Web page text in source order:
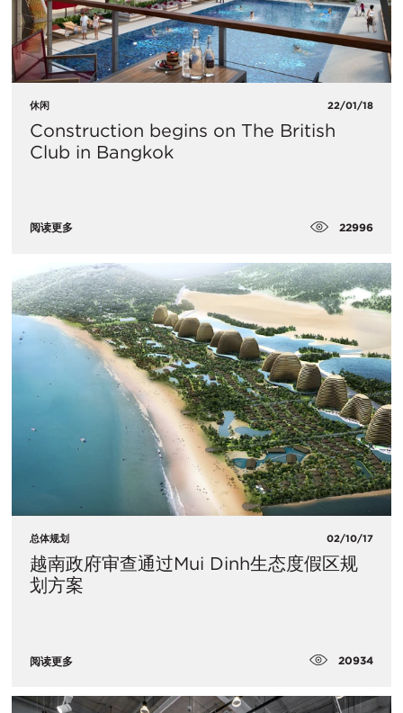
休闲 22/01/18
Construction begins on The British
Club in Bangkok
阅读更多 22996
总体规划 02/10/17
越南政府审查通过Mui Dinh生态度假区规
划方案
阅读更多 20934